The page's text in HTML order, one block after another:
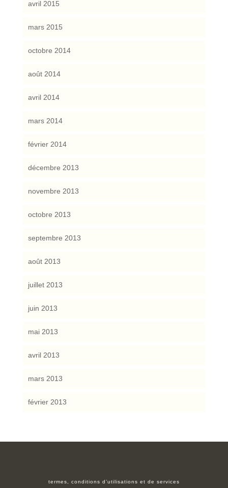
avril 2015
mars 2015
octobre 2014
août 2014
avril 2014
mars 2014
février 2014
décembre 2013
novembre 2013
octobre 2013
septembre 2013
août 2013
juillet 2013
juin 2013
mai 2013
avril 2013
mars 2013
février 2013
termes, conditions d’utilisations et de services